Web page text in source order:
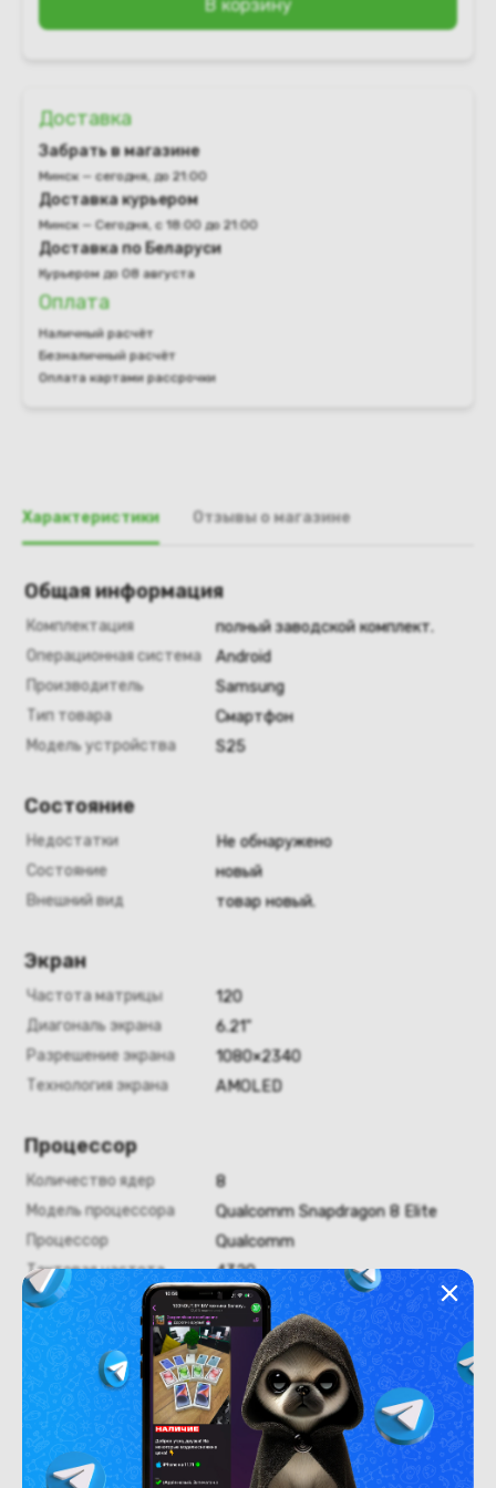
В корзину
Доставка
Забрать в магазине
Минск — сегодня, до 21:00
Доставка курьером
Минск — Сегодня, с 18:00 до 21:00
Доставка по Беларуси
Курьером до 08 августа
Оплата
Наличный расчёт
Безналичный расчёт
Оплата картами рассрочки
Характеристики Отзывы о магазине
Общая информация
Комплектация
полный заводской комплект.
Операционная система
Android
Производитель
Samsung
Тип товара
Смартфон
Модель устройства
S25
Состояние
Недостатки
Не обнаружено
Состояние
новый
Внешний вид
товар новый.
Экран
Частота матрицы
120
Диагональ экрана
6.21"
Разрешение экрана
1080×2340
Технология экрана
AMOLED
Процессор
Количество ядер
8
Модель процессора
Qualcomm Snapdragon 8 Elite
Процессор
Qualcomm
Тактовая частота
4320
Оперативная память
Оперативная память 12
Хранение данных
Емкость накопителя